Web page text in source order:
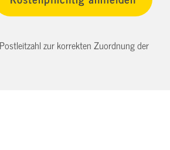
zur korrekten Zuordnung der